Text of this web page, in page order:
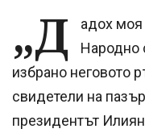
„Д
адох моя
Народно
избрано неговото
свидетели на
президентът